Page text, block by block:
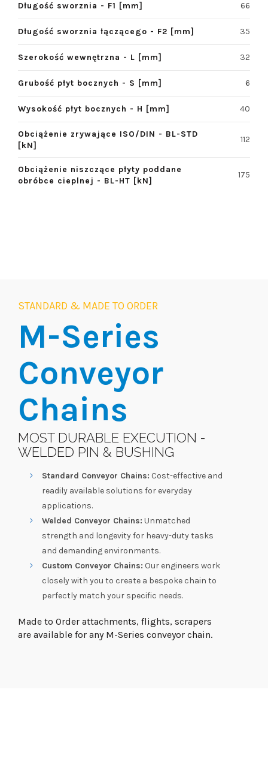
Długość sworznia - F1 [mm] 66
Długość sworznia łączącego - F2 [mm] 35
Szerokość wewnętrzna - L [mm] 32
Grubość płyt bocznych - S [mm] 6
Wysokość płyt bocznych - H [mm] 40
Obciążenie zrywające ISO/DIN - BL-STD
[kN]
112
Obciążenie niszczące płyty poddane
obróbce cieplnej - BL-HT [kN]
175
STANDARD & MADE TO ORDER
M-Series
Conveyor
Chains
MOST DURABLE EXECUTION -
WELDED PIN & BUSHING
Standard Conveyor Chains: Cost-effective and
readily available solutions for everyday
applications.
Welded Conveyor Chains: Unmatched
strength and longevity for heavy-duty tasks
and demanding environments.
Custom Conveyor Chains: Our engineers work
closely with you to create a bespoke chain to
perfectly match your specific needs.
Made to Order attachments, flights, scrapers
are available for any M-Series conveyor chain.